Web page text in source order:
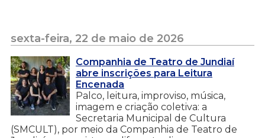
sexta-feira, 22 de maio de 2026
Companhia de Teatro de Jundiaí
abre inscrições para Leitura
Encenada
Palco, leitura, improviso, música,
imagem e criação coletiva: a
Secretaria Municipal de Cultura
(SMCULT), por meio da Companhia de Teatro de